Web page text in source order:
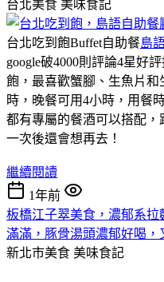
台北美食 美味食記
台北吃到飽Buffet自助餐島
google破4000則評論4星好
飽，最喜歡蟹腳、生魚片
時，晚餐可用4小時，用餐
都有專屬的餐酒可以搭配
一次後還會想再去！
繼續閱讀
1年前
板橋江子翠美食，濃郁系
滿滿，豚骨湯頭濃郁好喝，
新北市美食 美味食記